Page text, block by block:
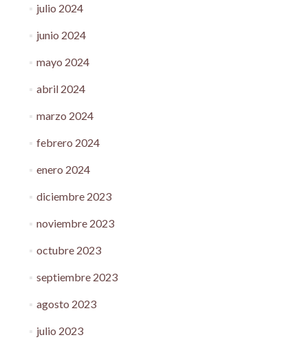
julio 2024
junio 2024
mayo 2024
abril 2024
marzo 2024
febrero 2024
enero 2024
diciembre 2023
noviembre 2023
octubre 2023
septiembre 2023
agosto 2023
julio 2023